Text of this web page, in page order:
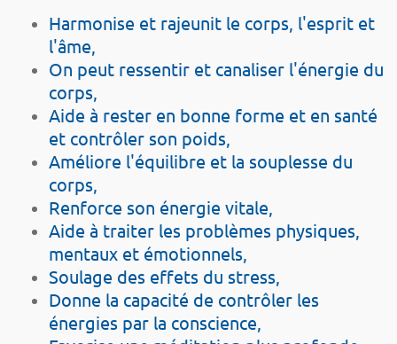
Harmonise et rajeunit le corps, l'esprit et
l'âme,
On peut ressentir et canaliser l'énergie du
corps,
Aide à rester en bonne forme et en santé
et contrôler son poids,
Améliore l'équilibre et la souplesse du
corps,
Renforce son énergie vitale,
Aide à traiter les problèmes physiques,
mentaux et émotionnels,
Soulage des effets du stress,
Donne la capacité de contrôler les
énergies par la conscience,